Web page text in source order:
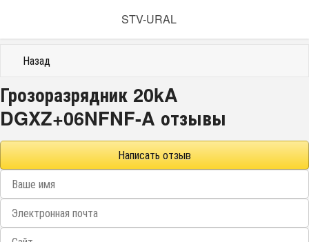
STV-URAL
Назад
Грозоразрядник 20kA
DGXZ+06NFNF-A отзывы
Написать отзыв